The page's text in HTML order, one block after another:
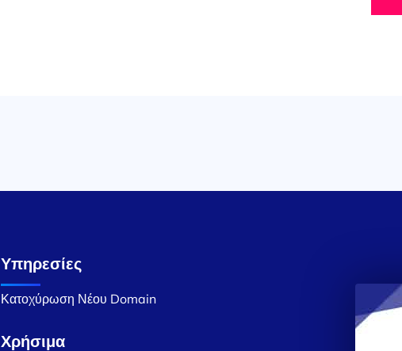
Υπηρεσίες
Κατοχύρωση Νέου Domain
Χρήσιμα